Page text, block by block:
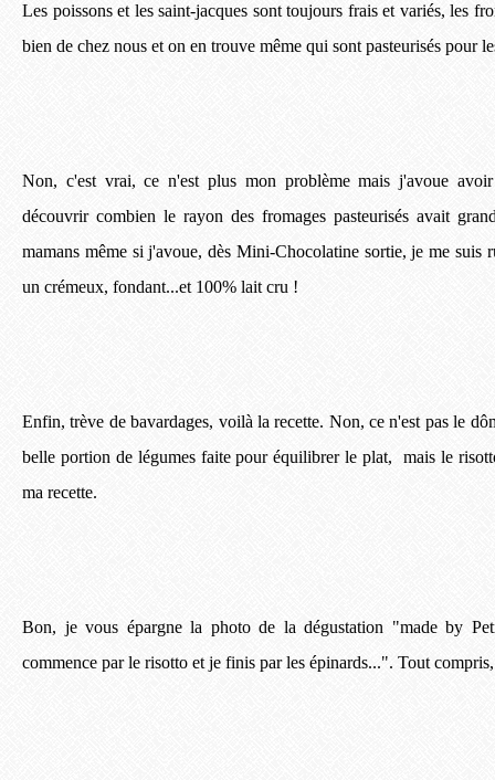
Les poissons et les saint-jacques sont toujours frais et variés, les
bien de chez nous et on en trouve même qui sont pasteurisés pour
Non, c'est vrai, ce n'est plus mon problème mais j'avoue avoir
découvrir combien le rayon des fromages pasteurisés avait
mamans même si j'avoue, dès Mini-Chocolatine sortie, je me suis
un crémeux, fondant...et 100% lait cru !
Enfin, trève de bavardages, voilà la recette. Non, ce n'est pas le
belle portion de légumes faite pour équilibrer le plat, mais le
ma recette.
Bon, je vous épargne la photo de la dégustation "made by
commence par le risotto et je finis par les épinards...". Tout